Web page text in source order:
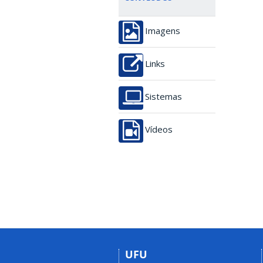
Imagens
Links
Sistemas
Vídeos
UFU